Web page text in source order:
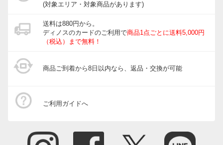
(対象エリア・対象商品があります)
送料は880円から。
ディノスのカードのご利用で商品1点ごとに送料5,000円
（税込）まで無料！
商品ご到着から8日以内なら、返品・交換が可能
ご利用ガイドへ